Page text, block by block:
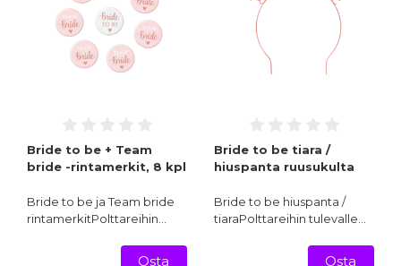
Bride to be + Team
bride -rintamerkit, 8 kpl
Bride to be ja Team bride
rintamerkitPolttareihin…
Osta
Bride to be tiara /
hiuspanta ruusukulta
Bride to be hiuspanta /
tiaraPolttareihin tulevalle…
Osta